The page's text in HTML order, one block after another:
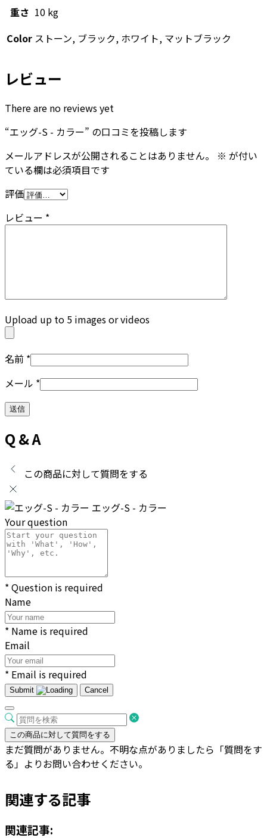
重さ 10 kg
Color ストーン, ブラック, ホワイト, マットブラック
レビュー
There are no reviews yet
“エッグ-S - カラー” の口コミを投稿します
メールアドレスが公開されることはありません。
※ が付い
ている欄は必須項目です
評価
レビュー *
Upload up to 5 images or videos
名前 *
メール *
Q & A
この商品に対して質問をする
エッグ-S - カラー
Your question
* Question is required
Name
* Name is required
Email
* Email is required
Submit Cancel
この商品に対して質問をする
まだ質問がありません。不明な点がありましたら「質問をす
る」よりお問い合わせください。
関連する記事
関連記事: